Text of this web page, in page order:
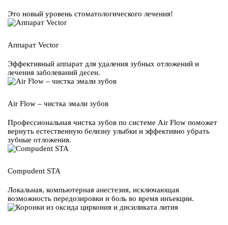
Это новый уровень стоматологического лечения!
Аппарат Vector
Эффективный аппарат для удаления зубных отложений и
лечения заболеваний десен.
Air Flow – чистка эмали зубов
Профессиональная чистка зубов по системе Air Flow поможет
вернуть естественную белизну улыбки и эффективно убрать
зубные отложения.
Compudent STA
Локальная, компьютерная анестезия, исключающая
возможность передозировки и боль во время инъекции.